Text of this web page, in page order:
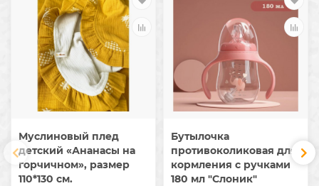
Муслиновый плед
детский «Ананасы на
горчичном», размер
110*130 см.
Бутылочка
противоколиковая для
кормления с ручками
180 мл "Слоник"